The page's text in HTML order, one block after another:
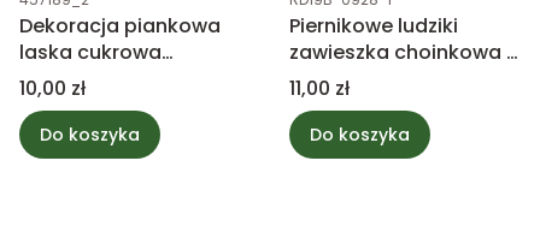
Dekoracja piankowa
laska cukrowa
czerwona
Cena
10,00 zł
Do koszyka
Piernikowe ludziki
zawieszka choinkowa 2
sztuki
Cena
11,00 zł
Do koszyka